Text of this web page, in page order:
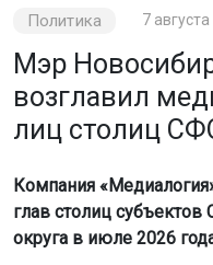
Политика 7
Мэр
возглавил
лиц столиц
Компания
глав столиц
округа в июле 2026